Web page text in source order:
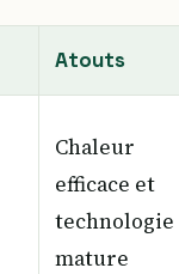
Atouts
Chaleur
efficace et
technologie
mature